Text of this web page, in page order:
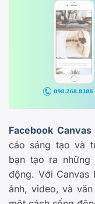
Facebook
cáo sáng tạo và
bạn tạo ra
động. Với Canvas
ảnh, video, và